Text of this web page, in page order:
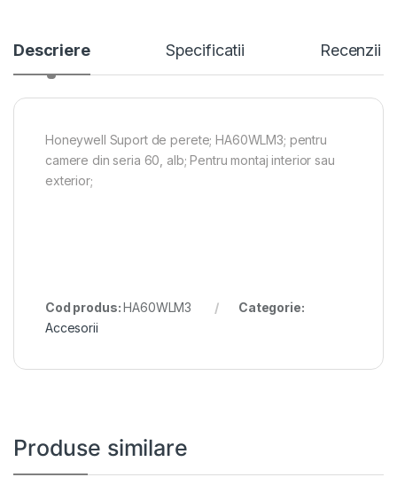
Descriere Specificatii Recenzii
Honeywell Suport de perete; HA60WLM3; pentru
camere din seria 60, alb; Pentru montaj interior sau
exterior;
Cod produs:HA60WLM3
Categorie:
Accesorii
Produse similare